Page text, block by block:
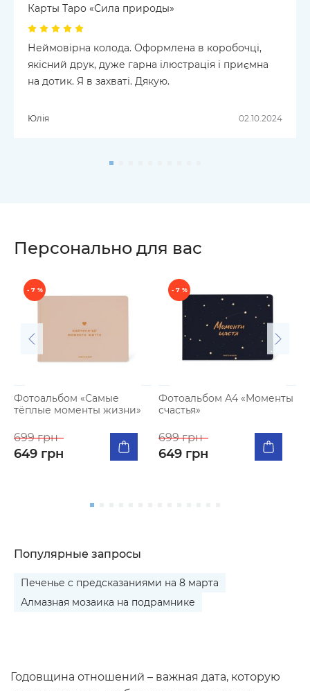
Карты Таро «Сила природы»
Неймовірна колода. Оформлена в коробочці,
якісний друк, дуже гарна ілюстрація і приємна
на дотик. Я в захваті. Дякую.
Юлія 02.10.2024
Персонально для вас
- 7 %
Фотоальбом «Самые
тёплые моменты жизни»
699 грн
649 грн
- 7 %
Фотоальбом А4 «Моменты
счастья»
699 грн
649 грн
Популярные запросы
Печенье с предсказаниями на 8 марта
Алмазная мозаика на подрамнике
Годовщина отношений – важная дата, которую